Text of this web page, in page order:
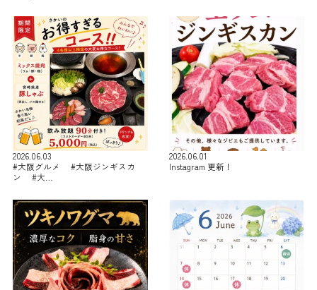
2026.06.03
#大阪グルメ #大阪ジンギスカ
ン #大…
2026.06.01
Instagram 更新！